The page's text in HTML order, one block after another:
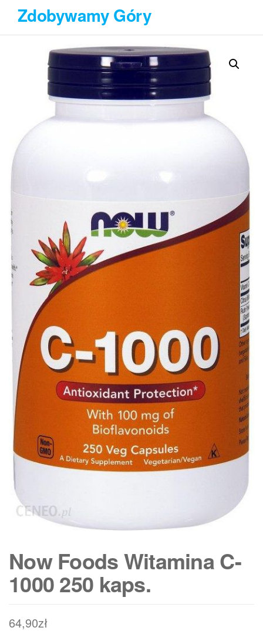
Przejdź
treści
Zdobywamy Góry
Now Foods Witamina C-
1000 250 kaps.
64,90zł